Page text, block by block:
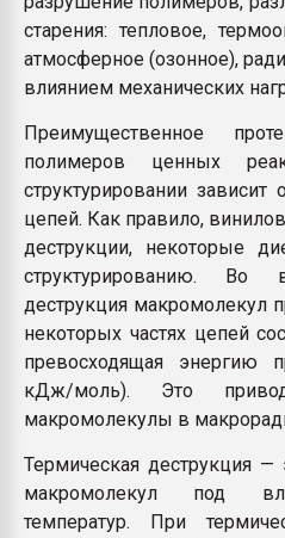
старения: тепловое,
атмосферное (озонное),
влиянием механических
Преимущественное
полимеров ценных
структурировании зависит
цепей. Как правило,
деструкции, некоторые
структурированию. Во
деструкция макромолекул
некоторых частях цепей
превосходящая энергию
кДж/моль). Это
макромолекулы в
Термическая деструкция —
макромолекул под
температур. При